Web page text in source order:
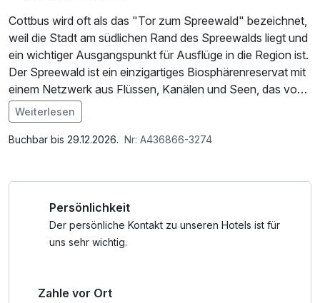
Cottbus wird oft als das "Tor zum Spreewald" bezeichnet,
weil die Stadt am südlichen Rand des Spreewalds liegt und
ein wichtiger Ausgangspunkt für Ausflüge in die Region ist.
Der Spreewald ist ein einzigartiges Biosphärenreservat mit
einem Netzwerk aus Flüssen, Kanälen und Seen, das von
den Sorben, einer slawischen Minderheit, geprägt ist.
Cottbus hat eine enge Verbindung zur sorbischen Kultur,
Region gepflegt werden. Insgesamt ist Cottbus ein
wichtiger Ausgangspunkt für Reisen in den Spreewald und
eine gute Möglichkeit, die Kultur und Geschichte dieser
Im Angebot enthalten
Leihbademantel, Nutzung des Fitnessbereichs, W-LAN
Weiterlesen
Buchbar bis 29.12.2026. Nr: A436866-3274
Persönlichkeit
Der persönliche Kontakt zu unseren Hotels ist für
uns sehr wichtig.
Zahle vor Ort